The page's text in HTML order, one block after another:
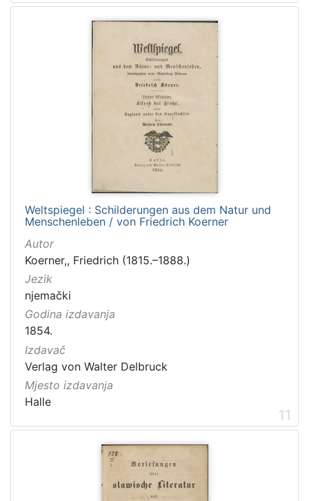
Weltspiegel : Schilderungen aus dem Natur und
Menschenleben / von Friedrich Koerner
Autor
Koerner,, Friedrich (1815.–1888.)
Jezik
njemački
Godina izdavanja
1854.
Izdavač
Verlag von Walter Delbruck
Mjesto izdavanja
Halle
11